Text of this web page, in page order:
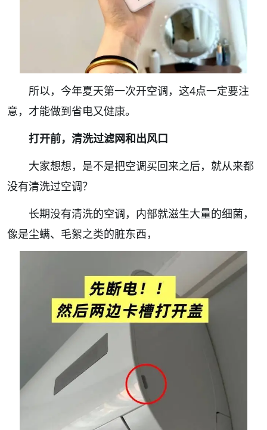
所以，今年夏天第一次开空调，这4点一定要注
意，才能做到省电又健康。
打开前，清洗过滤网和出风口
大家想想，是不是把空调买回来之后，就从来都
没有清洗过空调？
长期没有清洗的空调，内部就滋生大量的细菌，
像是尘螨、毛絮之类的脏东西，